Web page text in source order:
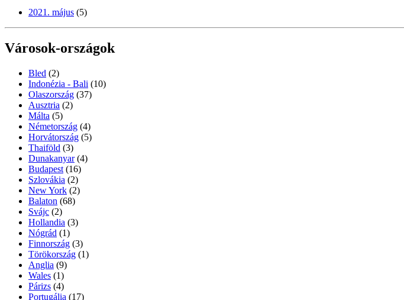
2021. május (5)
Városok-országok
Bled (2)
Indonézia - Bali (10)
Olaszország (37)
Ausztria (2)
Málta (5)
Németország (4)
Horvátország (5)
Thaiföld (3)
Dunakanyar (4)
Budapest (16)
Szlovákia (2)
New York (2)
Balaton (68)
Svájc (2)
Hollandia (3)
Nógrád (1)
Finnország (3)
Törökország (1)
Anglia (9)
Wales (1)
Párizs (4)
Portugália (17)